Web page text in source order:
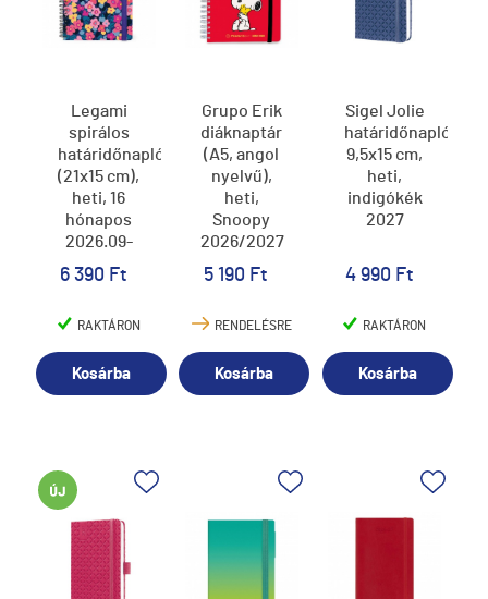
Legami
spirálos
határidőnapló
(21x15 cm),
heti, 16
hónapos
2026.09-
2027.12,
virágos
6 390 Ft
RAKTÁRON
Kosárba
Grupo Erik
diáknaptár
(A5, angol
nyelvű),
heti,
Snoopy
2026/2027
5 190 Ft
RENDELÉSRE
Kosárba
Sigel Jolie
határidőnapló,
9,5x15 cm,
heti,
indigókék
2027
4 990 Ft
RAKTÁRON
Kosárba